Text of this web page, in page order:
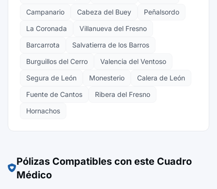
Campanario
Cabeza del Buey
Peñalsordo
La Coronada
Villanueva del Fresno
Barcarrota
Salvatierra de los Barros
Burguillos del Cerro
Valencia del Ventoso
Segura de León
Monesterio
Calera de León
Fuente de Cantos
Ribera del Fresno
Hornachos
Pólizas Compatibles con este Cuadro
Médico